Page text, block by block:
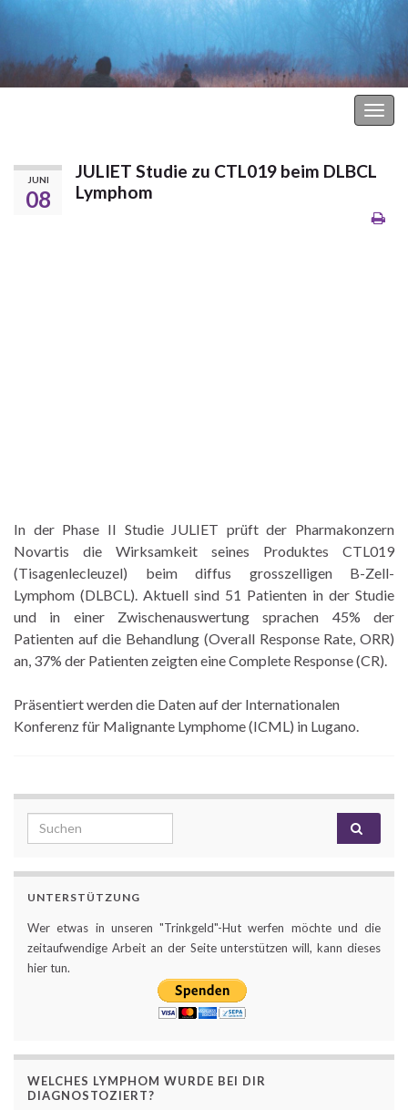
JUNI
08
JULIET Studie zu CTL019 beim DLBCL
Lymphom
In der Phase II Studie JULIET prüft der Pharmakonzern
Novartis die Wirksamkeit seines Produktes CTL019
(Tisagenlecleuzel) beim diffus grosszelligen B-Zell-
Lymphom (DLBCL). Aktuell sind 51 Patienten in der Studie
und in einer Zwischenauswertung sprachen 45% der
Patienten auf die Behandlung (Overall Response Rate, ORR)
an, 37% der Patienten zeigten eine Complete Response (CR).
Präsentiert werden die Daten auf der Internationalen
Konferenz für Malignante Lymphome (ICML) in Lugano.
Search for:
UNTERSTÜTZUNG
Wer etwas in unseren "Trinkgeld"-Hut werfen möchte und die
zeitaufwendige Arbeit an der Seite unterstützen will, kann dieses
hier tun.
WELCHES LYMPHOM WURDE BEI DIR
DIAGNOSTOZIERT?